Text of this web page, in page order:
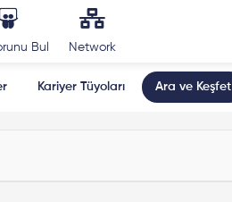
Bul Network
Kariyer Tüyoları Ara ve Keşfet